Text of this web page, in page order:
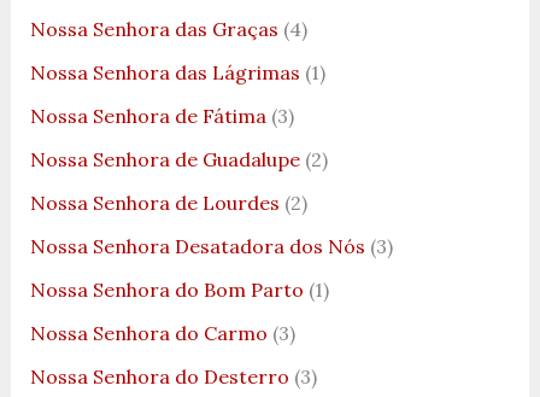
Nossa Senhora das Graças (4)
Nossa Senhora das Lágrimas (1)
Nossa Senhora de Fátima(3)
Nossa Senhora de Guadalupe(2)
Nossa Senhora de Lourdes (2)
Nossa Senhora Desatadora dos Nós (3)
Nossa Senhora do Bom Parto (1)
Nossa Senhora do Carmo (3)
Nossa Senhora do Desterro (3)